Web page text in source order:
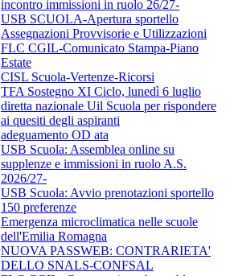
incontro immissioni in ruolo 26/27-
USB SCUOLA-Apertura sportello
Assegnazioni Provvisorie e Utilizzazioni
FLC CGIL-Comunicato Stampa-Piano
Estate
CISL Scuola-Vertenze-Ricorsi
TFA Sostegno XI Ciclo, lunedì 6 luglio
diretta nazionale Uil Scuola per rispondere
ai quesiti degli aspiranti
adeguamento OD ata
USB Scuola: Assemblea online su
supplenze e immissioni in ruolo A.S.
2026/27-
USB Scuola: Avvio prenotazioni sportello
150 preferenze
Emergenza microclimatica nelle scuole
dell'Emilia Romagna
NUOVA PASSWEB: CONTRARIETA'
DELLO SNALS-CONFSAL